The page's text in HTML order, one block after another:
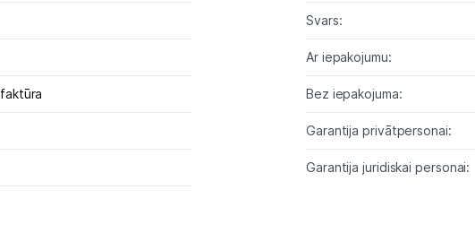
Svars:
Ar iepakojumu:
Bez iepakojuma:
Garantija privātpersonai:
Garantija juridiskai personai: